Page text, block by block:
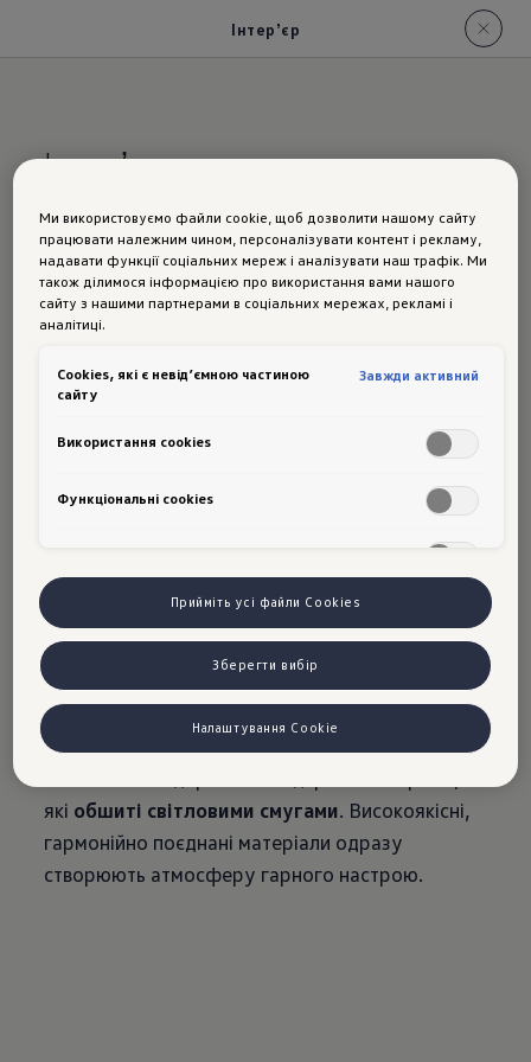
Інтерʼєр
Інтерʼєр
Місце, де
приходить
насолода від
життя
Будь-хто, хто сідає в Touareg, одразу помічає:
стиль посідає не останнє місце в цьому салоні.
Елегантний подвійний шовтепер проходить
від панелі приладів до дверних поручнів. У
лініях обладнання Elegance та R-Line вишукані
акценти встановлюють декоративні планки з
які обшиті світловими смугами. Високоякісні,
гармонійно поєднані матеріали одразу
створюють атмосферу гарного настрою.
Ми використовуємо файли cookie, щоб дозволити нашому сайту
працювати належним чином, персоналізувати контент і рекламу,
надавати функції соціальних мереж і аналізувати наш трафік. Ми
також ділимося інформацією про використання вами нашого
сайту з нашими партнерами в соціальних мережах, рекламі і
аналітиці.
Сookies, які є невід’ємною частиною
сайту
Завжди активний
Використання cookies
Функціональні cookies
Прийміть усі файли Cookies
Зберегти вибір
Налаштування Cookie